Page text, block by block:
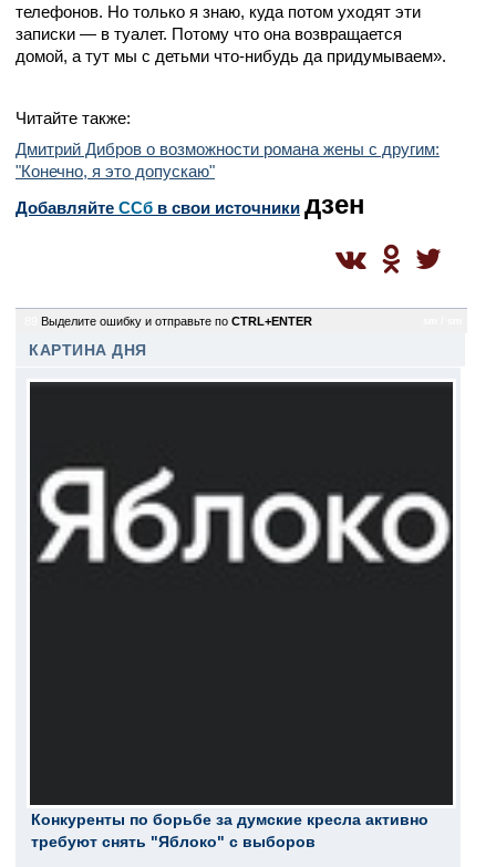
телефонов. Но только я знаю, куда потом уходят эти
записки — в туалет. Потому что она возвращается
домой, а тут мы с детьми что-нибудь да придумываем».
Читайте также:
Дмитрий Дибров о возможности романа жены с другим:
"Конечно, я это допускаю"
Добавляйте CСб в свои источники дзен
Выделите ошибку и отправьте по CTRL+ENTER
КАРТИНА ДНЯ
Конкуренты по борьбе за думские кресла активно
требуют снять "Яблоко" с выборов